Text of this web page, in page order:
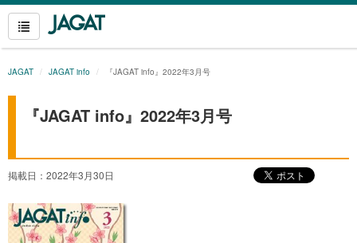
JAGAT JAGAT info 『JAGAT info』2022年3月号
『JAGAT info』2022年3月号
掲載日：2022年3月30日